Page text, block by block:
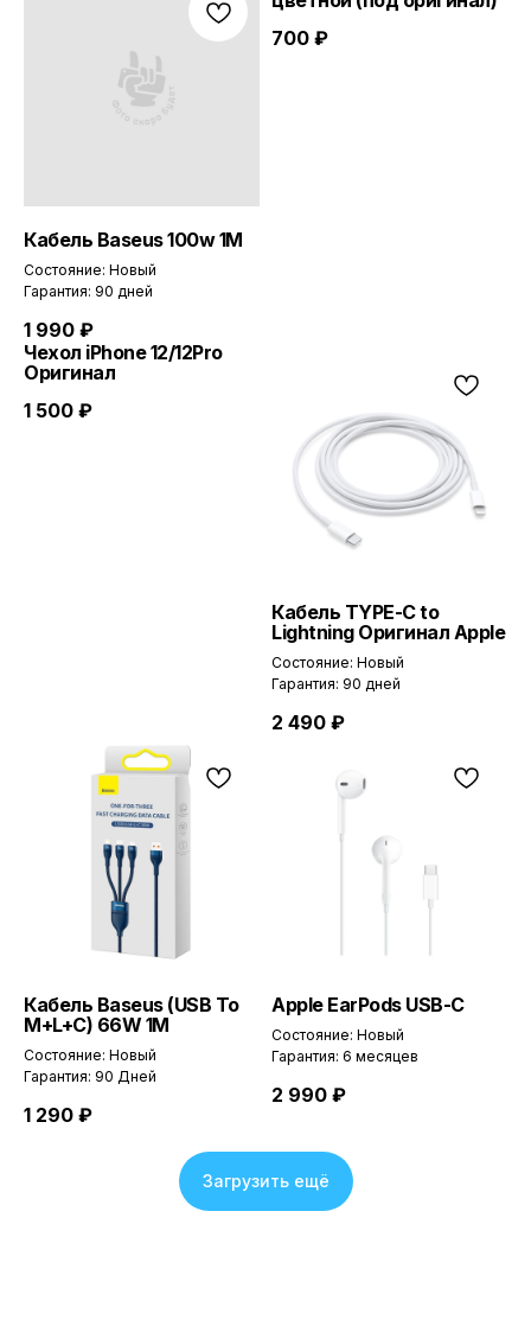
Кабель Baseus 100w 1M
Состояние: Новый
Гарантия: 90 дней
1 990 ₽
700 ₽
Чехол iPhone 12/12Pro
Оригинал
1 500 ₽
Кабель TYPE-C to
Lightning Оригинал Apple
Состояние: Новый
Гарантия: 90 дней
2 490 ₽
Кабель Baseus (USB To
M+L+C) 66W 1M
Состояние: Новый
Гарантия: 90 Дней
1 290 ₽
Apple EarPods USB-C
Состояние: Новый
Гарантия: 6 месяцев
2 990 ₽
Загрузить ещё